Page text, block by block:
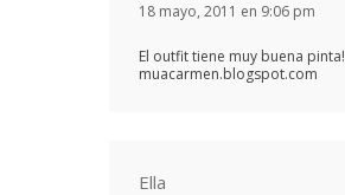
18 mayo, 2011 en 9:06 pm
El outfit tiene muy buena pinta!
muacarmen.blogspot.com
Ella